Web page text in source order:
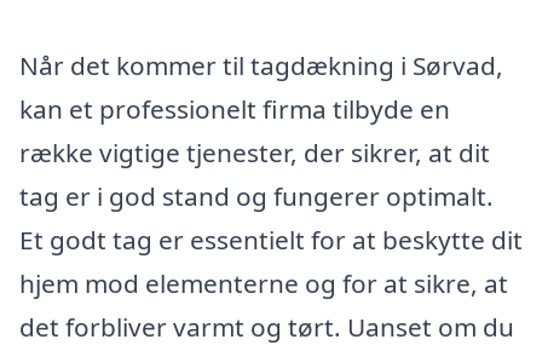
Når det kommer til tagdækning i Sørvad,
kan et professionelt firma tilbyde en
række vigtige tjenester, der sikrer, at dit
tag er i god stand og fungerer optimalt.
Et godt tag er essentielt for at beskytte dit
hjem mod elementerne og for at sikre, at
det forbliver varmt og tørt. Uanset om du